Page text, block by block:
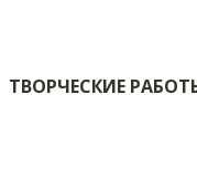
ТВОРЧЕСКИЕ